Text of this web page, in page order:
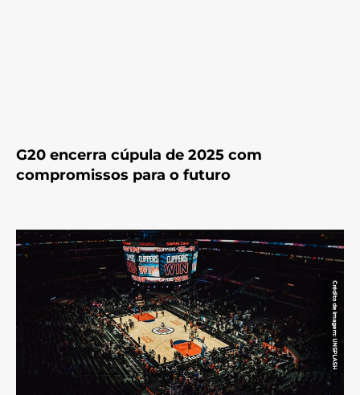
G20 encerra cúpula de 2025 com
compromissos para o futuro